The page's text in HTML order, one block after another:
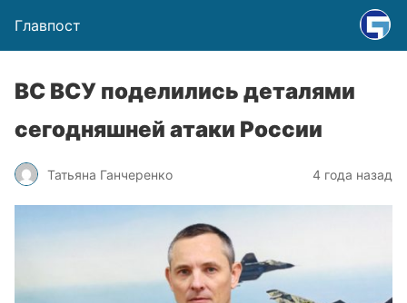
Главпост
ВС ВСУ поделились деталями
сегодняшней атаки России
Татьяна Ганчеренко 4 года назад